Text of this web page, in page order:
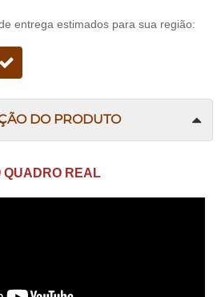
entrega estimados para sua região:
DO PRODUTO
QUADRO REAL